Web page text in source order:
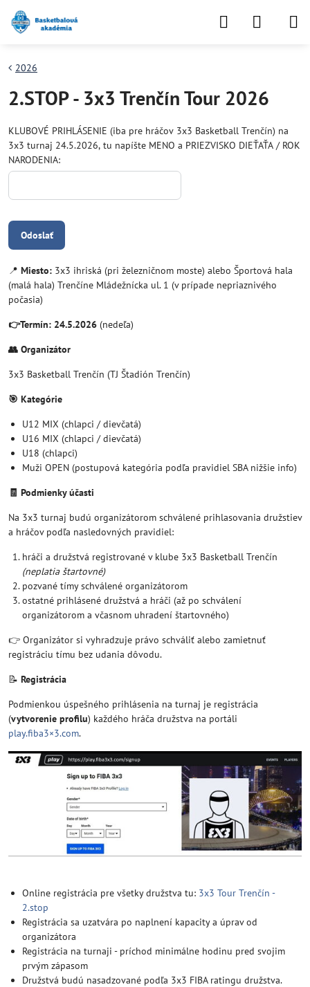
2026
2.STOP - 3x3 Trenčín Tour 2026
KLUBOVÉ PRIHLÁSENIE (iba pre hráčov 3x3 Basketball Trenčín) na
3x3 turnaj 24.5.2026, tu napíšte MENO a PRIEZVISKO DIEŤAŤA / ROK
NARODENIA:
Odoslať
📍 Miesto: 3x3 ihriská (pri železničnom moste) alebo Športová hala
(malá hala) Trenčíne Mládežnícka ul. 1 (v prípade nepriaznivého
počasia)
👉Termín: 24.5.2026 (nedeľa)
👥 Organizátor
3x3 Basketball Trenčín (TJ Štadión Trenčín)
🎯 Kategórie
U12 MIX (chlapci / dievčatá)
U16 MIX (chlapci / dievčatá)
U18 (chlapci)
Muži OPEN (postupová kategória podľa pravidiel SBA nižšie info)
🧾 Podmienky účasti
Na 3x3 turnaj budú organizátorom schválené prihlasovania družstiev
a hráčov podľa nasledovných pravidiel:
hráči a družstvá registrované v klube 3x3 Basketball Trenčín
(neplatia štartovné)
pozvané tímy schválené organizátorom
ostatné prihlásené družstvá a hráči (až po schválení
organizátorom a včasnom uhradení štartovného)
👉 Organizátor si vyhradzuje právo schváliť alebo zamietnuť
registráciu tímu bez udania dôvodu.
📝 Registrácia
Podmienkou úspešného prihlásenia na turnaj je registrácia
(vytvorenie profilu) každého hráča družstva na portáli
play.fiba3×3.com.
Online registrácia pre všetky družstva tu: 3x3 Tour Trenčín -
2.stop
Registrácia sa uzatvára po naplnení kapacity a úprav od
organizátora
Registrácia na turnaji - príchod minimálne hodinu pred svojim
prvým zápasom
Družstvá budú nasadzované podľa 3x3 FIBA ratingu družstva.